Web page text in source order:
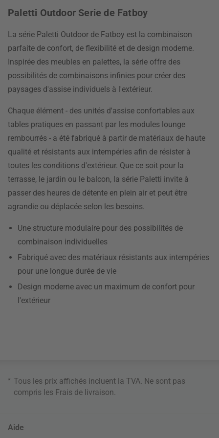
Paletti Outdoor Serie de Fatboy
La série Paletti Outdoor de Fatboy est la combinaison
parfaite de confort, de flexibilité et de design moderne.
Inspirée des meubles en palettes, la série offre des
possibilités de combinaisons infinies pour créer des
paysages d'assise individuels à l'extérieur.
Chaque élément - des unités d'assise confortables aux
tables pratiques en passant par les modules lounge
rembourrés - a été fabriqué à partir de matériaux de haute
qualité et résistants aux intempéries afin de résister à
toutes les conditions d'extérieur. Que ce soit pour la
terrasse, le jardin ou le balcon, la série Paletti invite à
passer des heures de détente en plein air et peut être
agrandie ou déplacée selon les besoins.
Une structure modulaire pour des possibilités de
combinaison individuelles
Fabriqué avec des matériaux résistants aux intempéries
pour une longue durée de vie
Design moderne avec un maximum de confort pour
l'extérieur
* Tous les prix affichés incluent la TVA. Ne sont pas
compris les Frais de livraison.
Aide